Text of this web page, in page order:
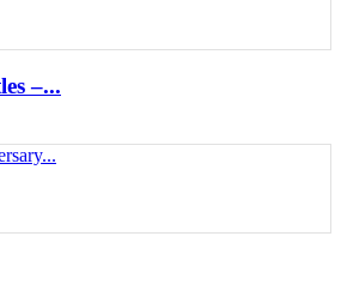
–...